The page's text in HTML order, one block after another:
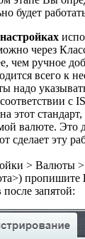
будет
через
чем ручное
всего к
надо
с
этот стандарт,
валюте. Это
сделает эту
> Валюты
) пропишите
после запятой: